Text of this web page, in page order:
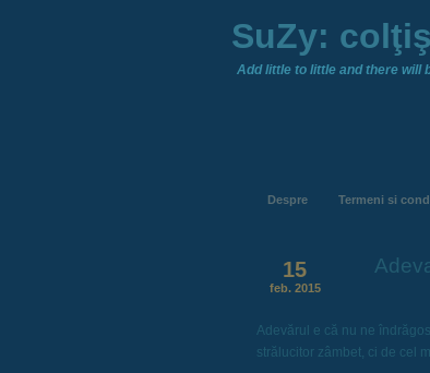
SuZy:
Add little to little and there will
Despre Termeni si
15
feb. 2015
Adevărul e că nu ne
strălucitor zâmbet, ci de cel